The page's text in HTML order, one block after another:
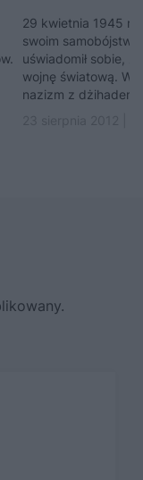
29 kwietnia 1945
swoim
uświadomił sobie,
wojnę światową.
nazizm z